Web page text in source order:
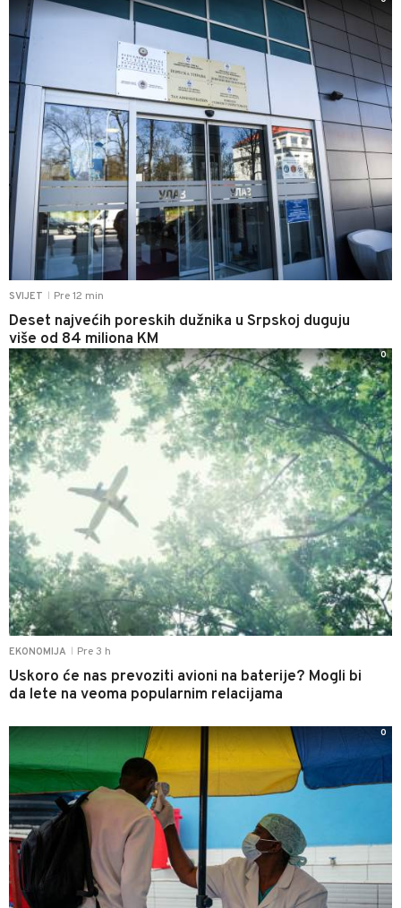
SVIJET Pre 12 min
Deset najvećih poreskih dužnika u Srpskoj duguju
više od 84 miliona KM
EKONOMIJA Pre 3 h
Uskoro će nas prevoziti avioni na baterije? Mogli bi
da lete na veoma popularnim relacijama
0
0